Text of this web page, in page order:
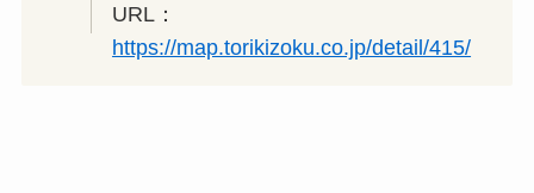
URL：
https://map.torikizoku.co.jp/detail/415/